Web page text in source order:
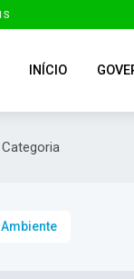
INÍCIO